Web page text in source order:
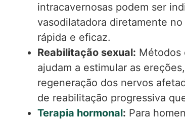
intracavernosas podem ser
vasodilatadora diretamente
rápida e eficaz.
Reabilitação sexual: Métodos
ajudam a estimular as
regeneração dos nervos
de reabilitação progressiva
Terapia hormonal: Para